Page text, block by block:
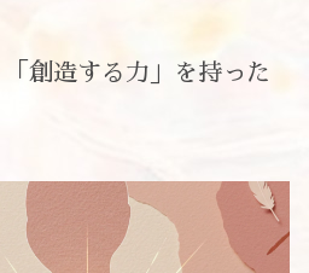
創造する力」を持った